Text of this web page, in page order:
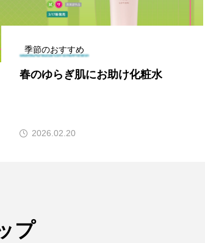
季節のおすすめ
春のゆらぎ肌にお助け化粧水
2026.02.20
プ